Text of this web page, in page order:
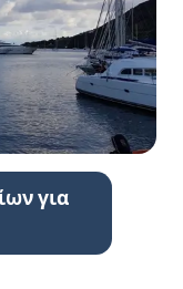
για